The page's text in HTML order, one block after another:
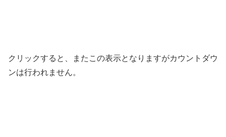
クリックすると、またこの表示となりますがカウントダウ
ンは行われません。